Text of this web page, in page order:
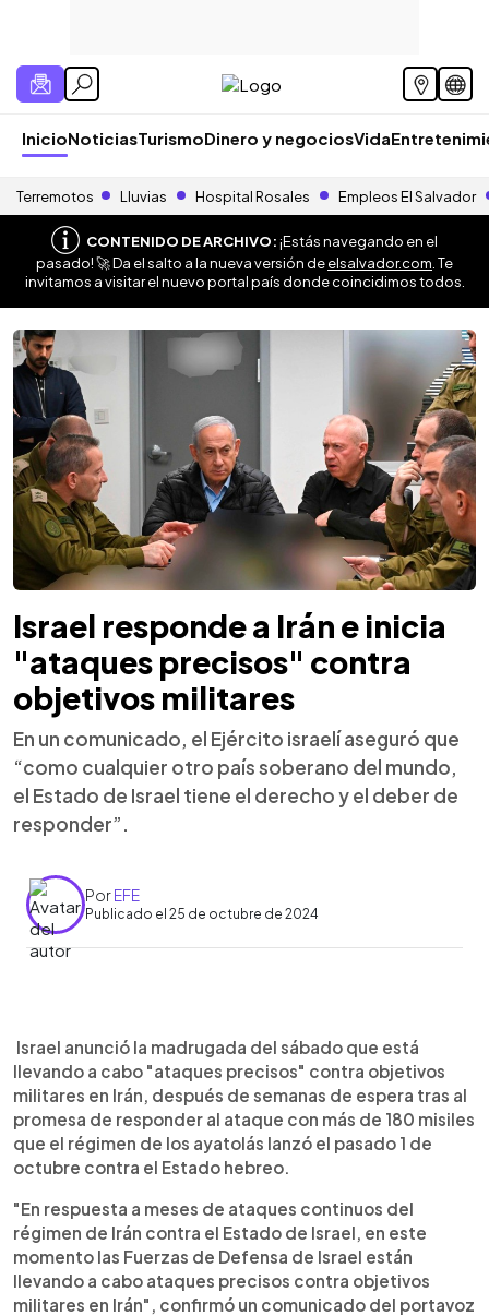
InicioNoticiasTurismoDinero y negociosVida
Terremotos Lluvias Hospital Rosales Empleos El Salvador
CONTENIDO DE ARCHIVO:¡Estás navegando en el
pasado! 🚀 Da el salto a la nueva versión deelsalvador.com . Te
invitamos a visitar el nuevo portal país donde coincidimos todos.
Israel responde a Irán e inicia
"ataques precisos" contra
objetivos militares
En un comunicado, el Ejército israelí aseguró que
“como cualquier otro país soberano del mundo,
el Estado de Israel tiene el derecho y el deber de
responder”.
PorEFE
Publicado el 25 de octubre de 2024
Escuchar artículo
Israel anunció la madrugada del sábado que está
llevando a cabo "ataques precisos" contra objetivos
militares en Irán, después de semanas de espera tras al
promesa de responder al ataque con más de 180 misiles
que el régimen de los ayatolás lanzó el pasado 1 de
octubre contra el Estado hebreo.
"En respuesta a meses de ataques continuos del
régimen de Irán contra el Estado de Israel, en este
momento las Fuerzas de Defensa de Israel están
llevando a cabo ataques precisos contra objetivos
militares en Irán", confirmó un comunicado del portavoz